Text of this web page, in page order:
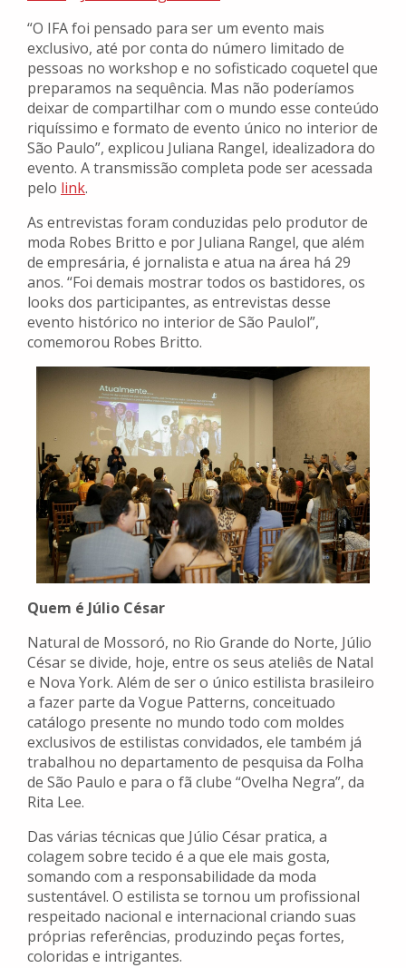
“O IFA foi pensado para ser um evento mais
exclusivo, até por conta do número limitado de
pessoas no workshop e no sofisticado coquetel que
preparamos na sequência. Mas não poderíamos
deixar de compartilhar com o mundo esse conteúdo
riquíssimo e formato de evento único no interior de
São Paulo”, explicou Juliana Rangel, idealizadora do
evento. A transmissão completa pode ser acessada
pelo link.
As entrevistas foram conduzidas pelo produtor de
moda Robes Britto e por Juliana Rangel, que além
de empresária, é jornalista e atua na área há 29
anos. “Foi demais mostrar todos os bastidores, os
looks dos participantes, as entrevistas desse
evento histórico no interior de São Paulol”,
comemorou Robes Britto.
Quem é Júlio César
Natural de Mossoró, no Rio Grande do Norte, Júlio
César se divide, hoje, entre os seus ateliês de Natal
e Nova York. Além de ser o único estilista brasileiro
a fazer parte da Vogue Patterns, conceituado
catálogo presente no mundo todo com moldes
exclusivos de estilistas convidados, ele também já
trabalhou no departamento de pesquisa da Folha
de São Paulo e para o fã clube “Ovelha Negra”, da
Rita Lee.
Das várias técnicas que Júlio César pratica, a
colagem sobre tecido é a que ele mais gosta,
somando com a responsabilidade da moda
sustentável. O estilista se tornou um profissional
respeitado nacional e internacional criando suas
próprias referências, produzindo peças fortes,
coloridas e intrigantes.